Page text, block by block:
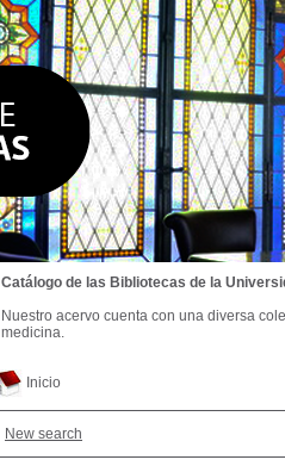
Inicio
New search
Catálogo de las Bibliotecas de la
Nuestro acervo cuenta con una diversa
medicina.